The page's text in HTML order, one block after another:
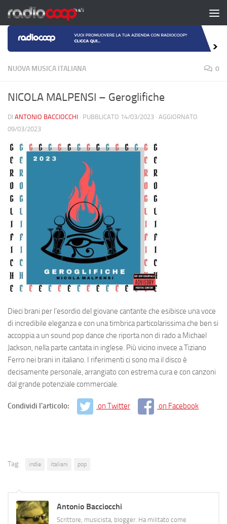
Salta al contenuto
NUOVA MUSICA ITALIANA 0
NICOLA MALPENSI – Geroglifiche
DI ANTONIO BACCIOCCHI · PUBBLICATO 14/03/2023 · AGGIORNATO
09/03/2023
Dieci brani per l’esordio del giovane cantante che esibisce una voce
di incredibile eleganza e con una timbrica particolarissima che ben si
accoppia a un sound pop dance che riporta non di rado a Michael
Jackson, nella parte cantata in inglese. Più vicino invece a Tiziano
Ferro nei brani in italiano. I riferimenti ci sono ma il disco è
decisamente personale, arrangiato con estrema cura e con canzoni
dal grande potenziale commerciale.
Condividi l'articolo: on Twitter on Facebook
Tag: indie italiani pop
Antonio Bacciocchi
Scrittore, musicista, blogger. Ha militato come